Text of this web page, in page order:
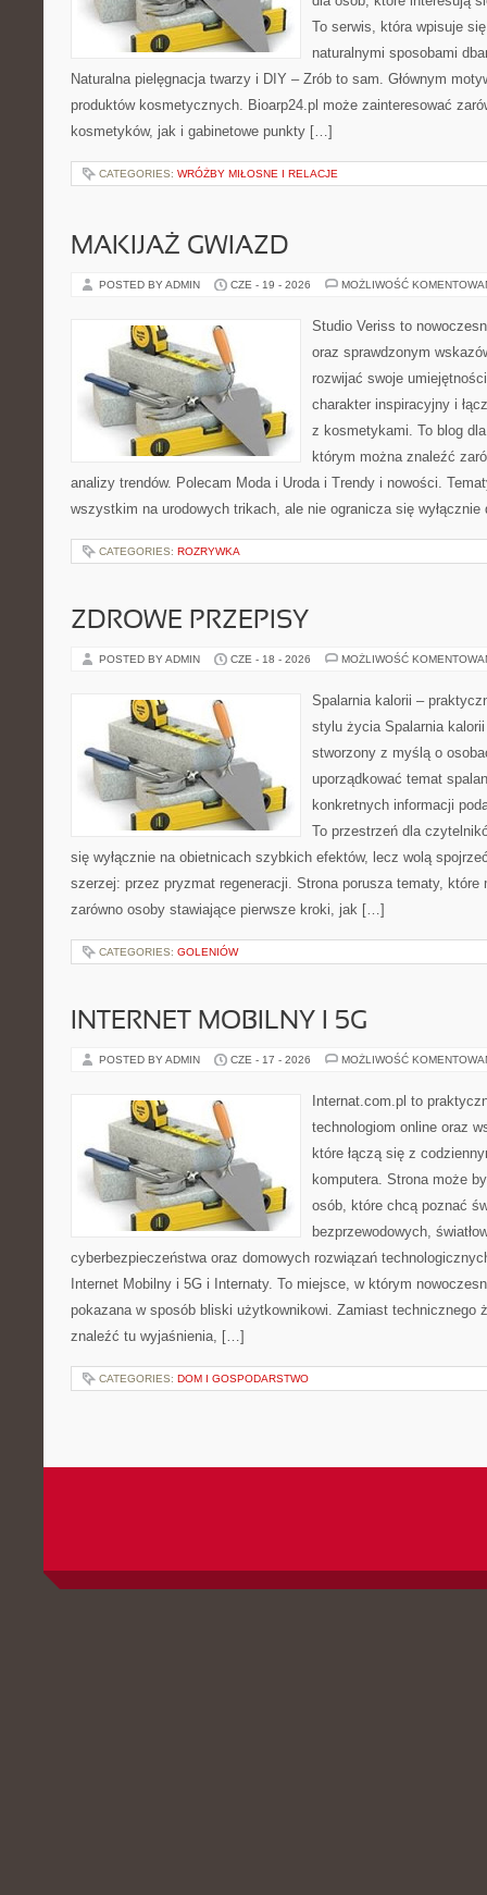
To serwis, która wpisuje
naturalnymi sposobami
Naturalna pielęgnacja twarzy i DIY – Zrób to sam. Głównym
produktów kosmetycznych. Bioarp24.pl może zainteresować
kosmetyków, jak i gabinetowe punkty […]
CATEGORIES: WRÓŻBY MIŁOSNE I RELACJE
MAKIJAŻ GWIAZD
POSTED BY ADMIN CZE - 19 - 2026 MOŻLIWOŚĆ
Studio Veriss to
oraz sprawdzonym
rozwijać swoje
charakter inspiracyjny i
z kosmetykami. To blog
którym można znaleźć
analizy trendów. Polecam Moda i Uroda i Trendy i nowości.
wszystkim na urodowych trikach, ale nie ogranicza się
CATEGORIES: ROZRYWKA
ZDROWE PRZEPISY
POSTED BY ADMIN CZE - 18 - 2026 MOŻLIWOŚĆ
Spalarnia kalorii –
stylu życia Spalarnia
stworzony z myślą o
uporządkować temat
konkretnych informacji
To przestrzeń dla
się wyłącznie na obietnicach szybkich efektów, lecz wolą
szerzej: przez pryzmat regeneracji. Strona porusza tematy, które
zarówno osoby stawiające pierwsze kroki, jak […]
CATEGORIES: GOLENIÓW
INTERNET MOBILNY I 5G
POSTED BY ADMIN CZE - 17 - 2026 MOŻLIWOŚĆ
Internat.com.pl to
technologiom online oraz
które łączą się z
komputera. Strona może
osób, które chcą poznać
bezprzewodowych,
cyberbezpieczeństwa oraz domowych rozwiązań
Internet Mobilny i 5G i Internaty. To miejsce, w którym
pokazana w sposób bliski użytkownikowi. Zamiast technicznego
znaleźć tu wyjaśnienia, […]
CATEGORIES: DOM I GOSPODARSTWO